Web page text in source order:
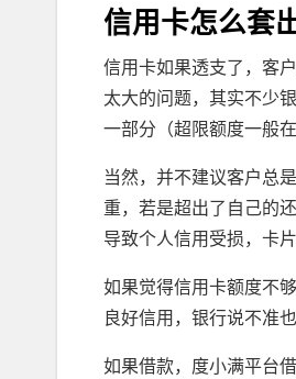
信用卡怎么套
信用卡如果透支了，客
太大的问题，其实不少
一部分（超限额度一般
当然，并不建议客户总
重，若是超出了自己的
导致个人信用受损，卡
如果觉得信用卡额度不
良好信用，银行说不准
如果借款，度小满平台